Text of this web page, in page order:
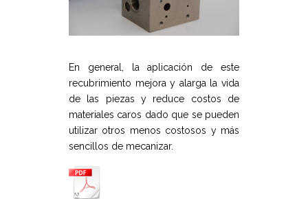
En general, la aplicación de este
recubrimiento mejora y alarga la vida
de las piezas y reduce costos de
materiales caros dado que se pueden
utilizar otros menos costosos y más
sencillos de mecanizar.